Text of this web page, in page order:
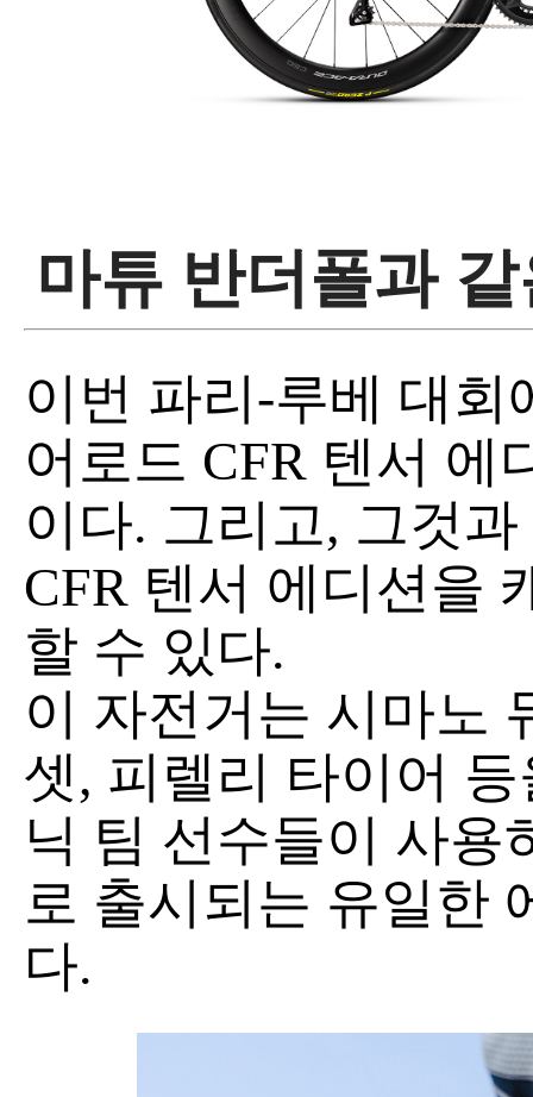
마튜 반더폴과
이번 파리-루베 대
어로드 CFR 텐서 에
이다. 그리고, 그것
CFR 텐서 에디션을
할 수 있다.
이 자전거는 시마노
셋, 피렐리 타이어
닉 팀 선수들이 사용
로 출시되는 유일한
다.